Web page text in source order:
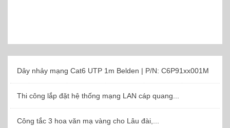
Dây nhảy mạng Cat6 UTP 1m Belden | P/N: C6P91xx001M
Thi công lắp đặt hệ thống mạng LAN cáp quang...
Công tắc 3 hoa văn mạ vàng cho Lâu đài,...